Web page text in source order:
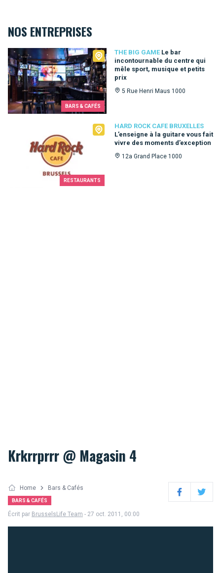
NOS ENTREPRISES
BARS & CAFÉS
THE BIG GAME Le bar
incontournable du centre qui
mêle sport, musique et petits
prix
5 Rue Henri Maus 1000
The Big Game
RESTAURANTS
HARD ROCK CAFE BRUXELLES
L’enseigne à la guitare vous fait
vivre des moments d’exception
12a Grand Place 1000
Hard Rock Cafe Bruxelles
Krkrrprrr @ Magasin 4
Home Bars & Cafés
BARS & CAFÉS FacebookTwitter
Écrit par BrusselsLife Team - 27 oct. 2011, 00:00